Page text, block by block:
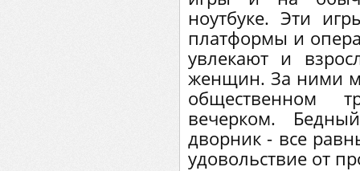
ноутбуке. Эти
платформы и
увлекают и
женщин. За ними
общественном
вечерком.
дворник - все
удовольствие от